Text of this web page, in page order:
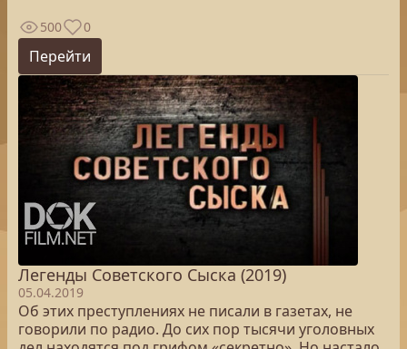
500 0
Перейти
Легенды Советского Сыска (2019)
05.04.2019
Об этих преступлениях не писали в газетах, не
говорили по радио. До сих пор тысячи уголовных